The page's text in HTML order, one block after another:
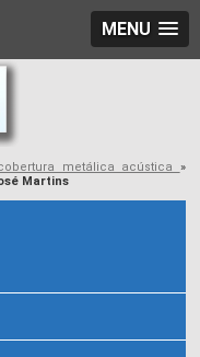
MENU
metálica acústica »
Martins